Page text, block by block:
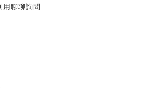
聊聊詢問